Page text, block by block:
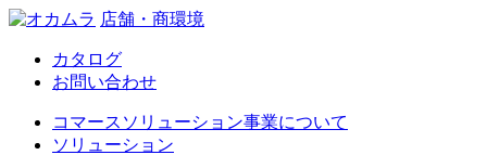
店舗・商環境
カタログ
お問い合わせ
コマースソリューション事業について
ソリューション